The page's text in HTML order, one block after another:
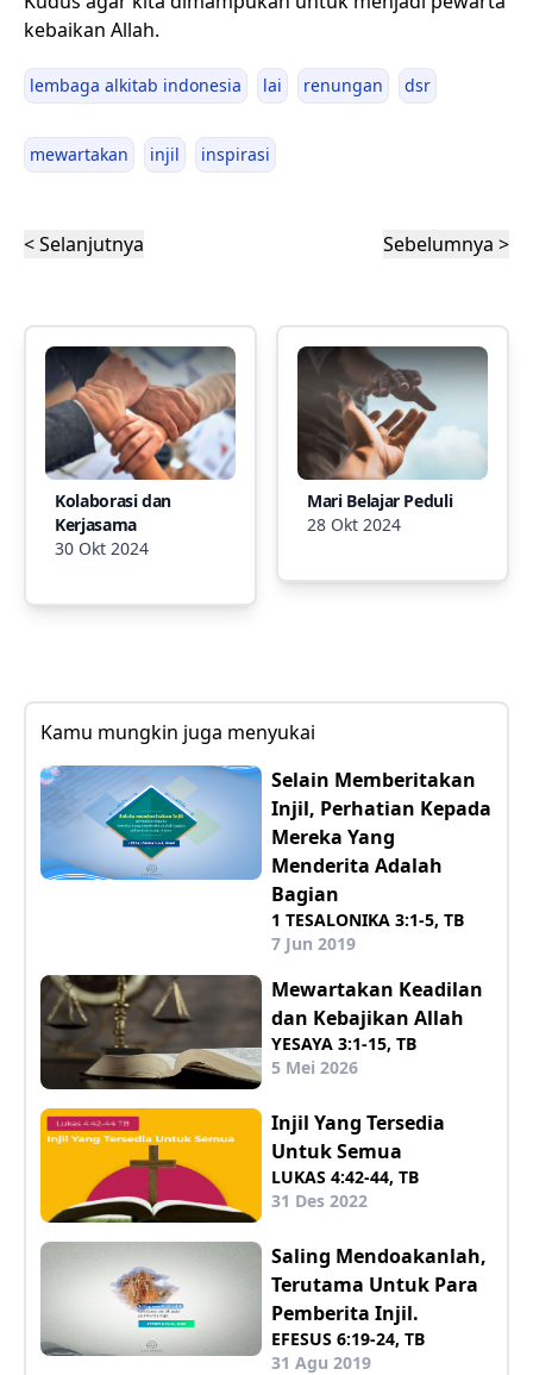
kebaikan Allah.
lembaga alkitab indonesia lai renungan dsr
mewartakan injil inspirasi
< Selanjutnya Sebelumnya >
Kolaborasi dan
Kerjasama
30 Okt 2024
Mari Belajar Peduli
28 Okt 2024
Kamu mungkin juga menyukai
Selain Memberitakan
Injil, Perhatian Kepada
Mereka Yang
Menderita Adalah
Bagian
1 TESALONIKA 3:1-5, TB
7 Jun 2019
Mewartakan Keadilan
dan Kebajikan Allah
YESAYA 3:1-15, TB
5 Mei 2026
Injil Yang Tersedia
Untuk Semua
LUKAS 4:42-44, TB
31 Des 2022
Saling Mendoakanlah,
Terutama Untuk Para
Pemberita Injil.
EFESUS 6:19-24, TB
31 Agu 2019